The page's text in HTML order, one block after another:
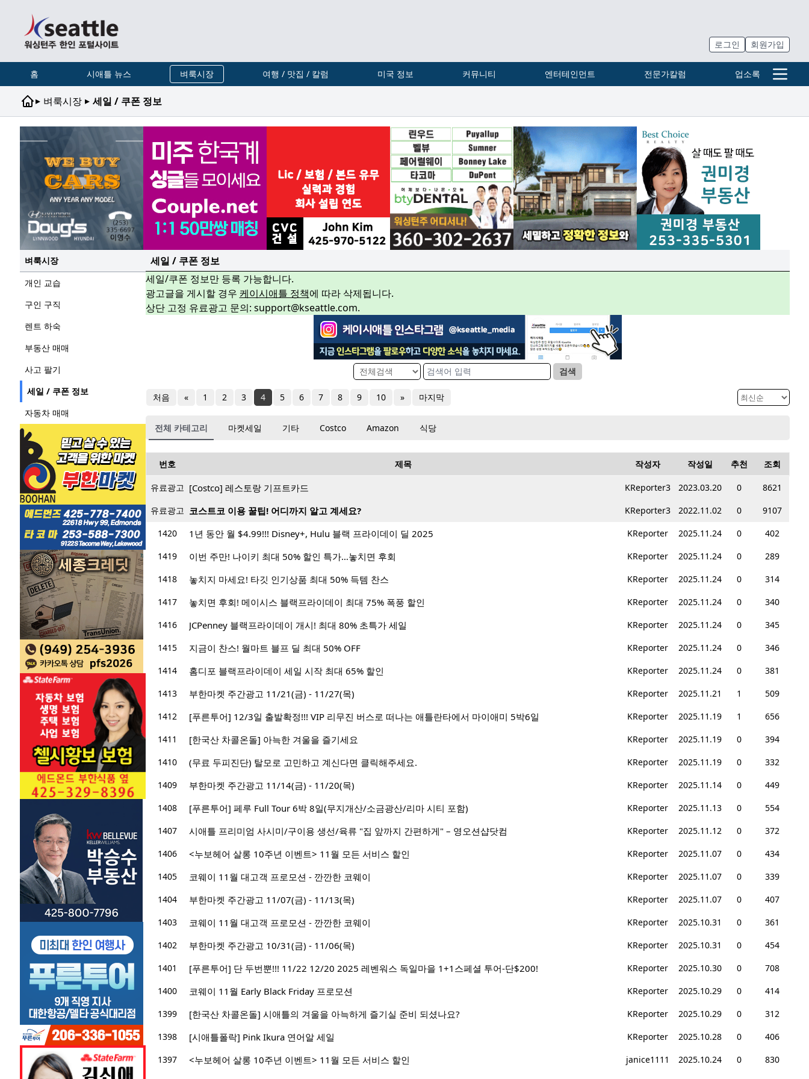
로그인 회원가입
홈 시애틀 뉴스 벼룩시장 여행 / 맛집 / 칼럼 미국 정보 커뮤니티 엔터테인먼트 전문가칼럼 업소록
▸ 벼룩시장 ▸ 세일 / 쿠폰 정보
벼룩시장
개인 교습
구인 구직
렌트 하숙
부동산 매매
사고 팔기
세일 / 쿠폰 정보
자동차 매매
세일 / 쿠폰 정보
세일/쿠폰 정보만 등록 가능합니다.
광고글을 게시할 경우 케이시애틀 정책에 따라 삭제됩니다.
상단 고정 유료광고 문의: support@kseattle.com.
검색
처음 « 1 2 3 4 5 6 7 8 9 10 » 마지막
전체 카테고리 마켓세일 기타 Costco Amazon 식당
번호 제목 작성자 작성일 추천 조회
유료광고 [Costco] 레스토랑 기프트카드 KReporter3 2023.03.20 0
8621
유료광고 코스트코 이용 꿀팁! 어디까지 알고 계세요? KReporter3 2022.11.02 0
9107
1420
1년 동안 월 $4.99!!! Disney+, Hulu 블랙 프라이데이 딜 2025 KReporter 2025.11.24 0
402
1419
이번 주만! 나이키 최대 50% 할인 특가…놓치면 후회 KReporter 2025.11.24 0
289
1418
놓치지 마세요! 타깃 인기상품 최대 50% 득템 찬스 KReporter 2025.11.24 0
314
1417
놓치면 후회! 메이시스 블랙프라이데이 최대 75% 폭풍 할인 KReporter 2025.11.24 0
340
1416
JCPenney 블랙프라이데이 개시! 최대 80% 초특가 세일 KReporter 2025.11.24 0
345
1415
지금이 찬스! 월마트 블프 딜 최대 50% OFF KReporter 2025.11.24 0
346
1414
홈디포 블랙프라이데이 세일 시작 최대 65% 할인 KReporter 2025.11.24 0
381
1413
부한마켓 주간광고 11/21(금) - 11/27(목) KReporter 2025.11.21 1
509
1412
[푸른투어] 12/3일 출발확정!!! VIP 리무진 버스로 떠나는 애틀란타에서 마이애미 5박6일 KReporter 2025.11.19 1
656
1411
[한국산 차콜온돌] 아늑한 겨울을 즐기세요 KReporter 2025.11.19 0
394
1410
(무료 두피진단) 탈모로 고민하고 계신다면 클릭해주세요. KReporter 2025.11.19 0
332
1409
부한마켓 주간광고 11/14(금) - 11/20(목) KReporter 2025.11.14 0
449
1408
[푸른투어] 페루 Full Tour 6박 8일(무지개산/소금광산/리마 시티 포함) KReporter 2025.11.13 0
554
1407
시애틀 프리미엄 사시미/구이용 생선/육류 "집 앞까지 간편하게" – 영오션샵닷컴 KReporter 2025.11.12 0
372
1406
<누보헤어 살롱 10주년 이벤트> 11월 모든 서비스 할인 KReporter 2025.11.07 0
434
1405
코웨이 11월 대고객 프로모션 - 깐깐한 코웨이 KReporter 2025.11.07 0
339
1404
부한마켓 주간광고 11/07(금) - 11/13(목) KReporter 2025.11.07 0
407
1403
코웨이 11월 대고객 프로모션 - 깐깐한 코웨이 KReporter 2025.10.31 0
361
1402
부한마켓 주간광고 10/31(금) - 11/06(목) KReporter 2025.10.31 0
454
1401
[푸른투어] 단 두번뿐!!! 11/22 12/20 2025 레벤워스 독일마을 1+1스페셜 투어-단$200! KReporter 2025.10.30 0
708
1400
코웨이 11월 Early Black Friday 프로모션 KReporter 2025.10.29 0
414
1399
[한국산 차콜온돌] 시애틀의 겨울을 아늑하게 즐기실 준비 되셨나요? KReporter 2025.10.29 0
312
1398
[시애틀폴락] Pink Ikura 연어알 세일 KReporter 2025.10.28 0
406
1397
<누보헤어 살롱 10주년 이벤트> 11월 모든 서비스 할인 janice1111 2025.10.24 0
830